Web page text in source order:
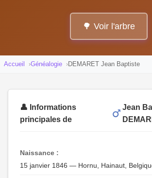
🌳 Voir l'arbre
Accueil Généalogie DEMARET Jean Baptiste
👤 Informations
principales de
Jean
Naissance :
15 janvier 1846 — Hornu, Hainaut,